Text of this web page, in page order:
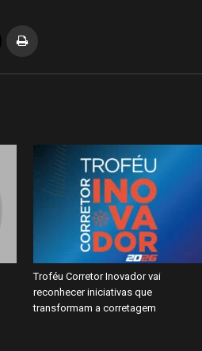
Troféu Corretor Inovador vai
reconhecer iniciativas que
transformam a corretagem